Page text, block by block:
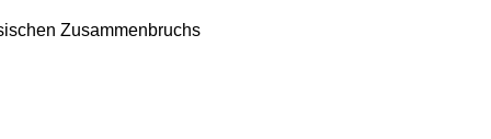
Zusammenbruchs